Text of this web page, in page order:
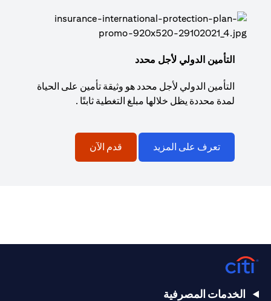
التأمين الدولي لأجل محدد
التأمين الدولي لأجل محدد هو وثيقة تأمين على الحياة
لمدة محددة يظل خلالها مبلغ التغطية ثابتًا .
تعرف على المزيد قدم الآن
الخدمات المصرفية